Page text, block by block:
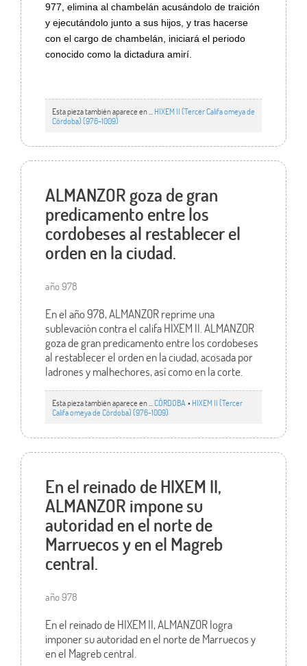
977, elimina al chambelán acusándolo de traición
y ejecutándolo junto a sus hijos, y tras hacerse
con el cargo de chambelán, iniciará el periodo
conocido como la dictadura amirí.
Esta pieza también aparece en ... HIXEM II (Tercer Califa omeya de
Córdoba) (976-1009)
ALMANZOR goza de gran
predicamento entre los
cordobeses al restablecer el
orden en la ciudad.
año 978
En el año 978, ALMANZOR reprime una
sublevación contra el califa HIXEM II. ALMANZOR
goza de gran predicamento entre los cordobeses
al restablecer el orden en la ciudad, acosada por
ladrones y malhechores, así como en la corte.
Esta pieza también aparece en ... CÓRDOBA • HIXEM II (Tercer
Califa omeya de Córdoba) (976-1009)
En el reinado de HIXEM II,
ALMANZOR impone su
autoridad en el norte de
Marruecos y en el Magreb
central.
año 978
En el reinado de HIXEM II, ALMANZOR logra
imponer su autoridad en el norte de Marruecos y
en el Magreb central.